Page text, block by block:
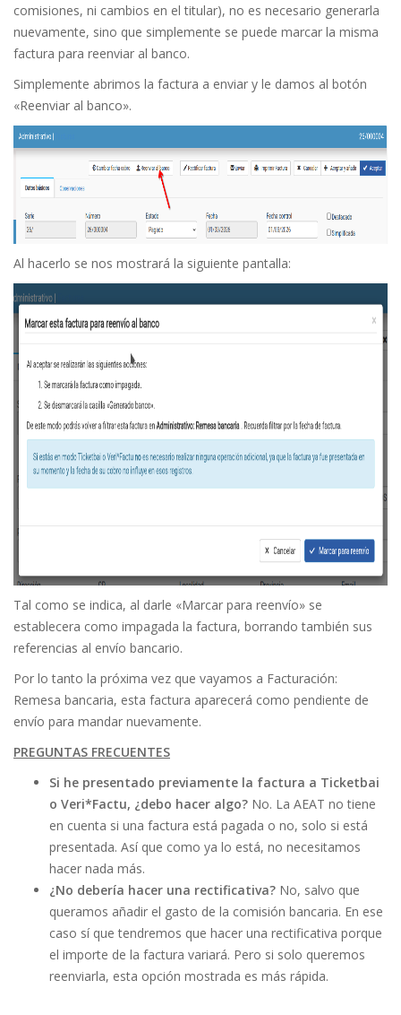
comisiones, ni cambios en el titular), no es necesario generarla
nuevamente, sino que simplemente se puede marcar la misma
factura para reenviar al banco.
Simplemente abrimos la factura a enviar y le damos al botón
«Reenviar al banco».
Al hacerlo se nos mostrará la siguiente pantalla:
Tal como se indica, al darle «Marcar para reenvío» se
establecera como impagada la factura, borrando también sus
referencias al envío bancario.
Por lo tanto la próxima vez que vayamos a Facturación:
Remesa bancaria, esta factura aparecerá como pendiente de
envío para mandar nuevamente.
PREGUNTAS FRECUENTES
Si he presentado previamente la factura a Ticketbai
o Veri*Factu, ¿debo hacer algo? No. La AEAT no tiene
en cuenta si una factura está pagada o no, solo si está
presentada. Así que como ya lo está, no necesitamos
hacer nada más.
¿No debería hacer una rectificativa? No, salvo que
queramos añadir el gasto de la comisión bancaria. En ese
caso sí que tendremos que hacer una rectificativa porque
el importe de la factura variará. Pero si solo queremos
reenviarla, esta opción mostrada es más rápida.